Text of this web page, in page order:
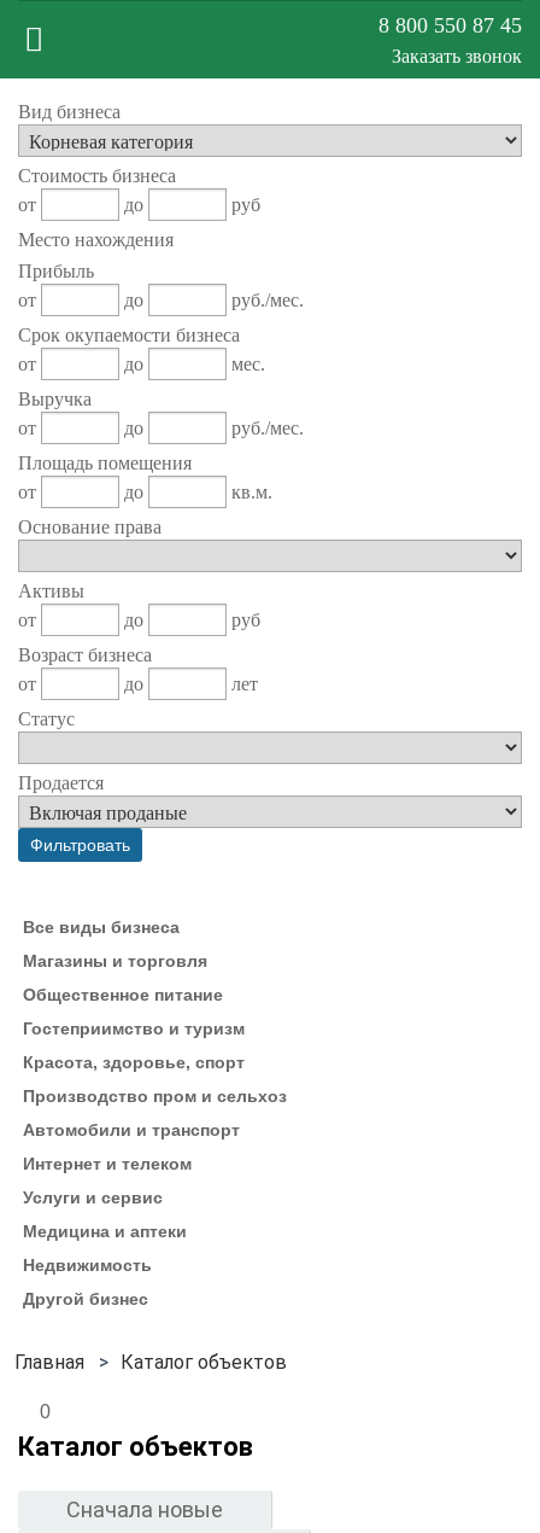
Меню
сайта
8 800 550 87 45
Заказать звонок
Вид бизнеса
Стоимость бизнеса
от
до
руб
Место нахождения
Прибыль
от
до
руб./мес.
Срок окупаемости бизнеса
от
до
мес.
Выручка
от
до
руб./мес.
Площадь помещения
от
до
кв.м.
Основание права
Активы
от
до
руб
Возраст бизнеса
от
до
лет
Статус
Продается
Все виды бизнеса
Магазины и торговля
Общественное питание
Гостеприимство и туризм
Красота, здоровье, спорт
Производство пром и сельхоз
Автомобили и транспорт
Интернет и телеком
Услуги и сервис
Медицина и аптеки
Недвижимость
Другой бизнес
Каталог объектов
0
Каталог объектов
Сначала новые